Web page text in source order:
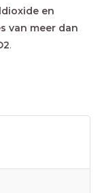
en
van meer dan
.